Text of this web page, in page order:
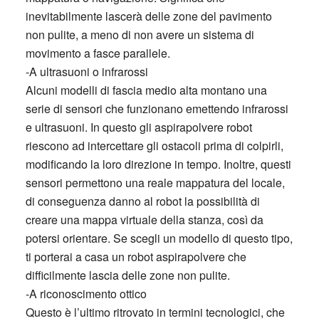
inevitabilmente lascerà delle zone del pavimento
non pulite, a meno di non avere un sistema di
movimento a fasce parallele.
-A ultrasuoni o infrarossi
Alcuni modelli di fascia medio alta montano una
serie di sensori che funzionano emettendo infrarossi
e ultrasuoni. In questo gli aspirapolvere robot
riescono ad intercettare gli ostacoli prima di colpirli,
modificando la loro direzione in tempo. Inoltre, questi
sensori permettono una reale mappatura del locale,
di conseguenza danno al robot la possibilità di
creare una mappa virtuale della stanza, così da
potersi orientare. Se scegli un modello di questo tipo,
ti porterai a casa un robot aspirapolvere che
difficilmente lascia delle zone non pulite.
-A riconoscimento ottico
Questo è l’ultimo ritrovato in termini tecnologici, che